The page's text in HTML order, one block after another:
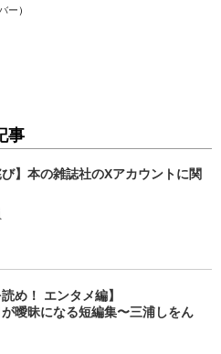
ー）
事
び】本の雑誌社のXアカウントに関
め！ エンタメ編】
曖昧になる短編集〜三浦しをん